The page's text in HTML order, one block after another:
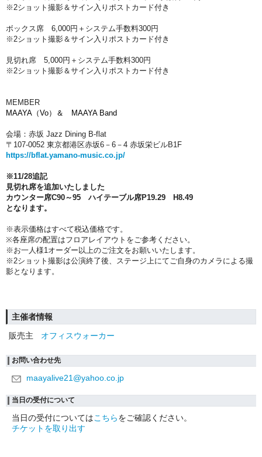
※2ショット撮影＆サイン入りポストカード付き
ボックス席 6,000円＋システム手数料300円
※2ショット撮影＆サイン入りポストカード付き
見切れ席 5,000円＋システム手数料300円
※2ショット撮影＆サイン入りポストカード付き
MEMBER
MAAYA（Vo）＆ MAAYA Band
会場：赤坂 Jazz Dining B-flat
〒107-0052 東京都港区赤坂6－6－4 赤坂栄ビルB1F
https://bflat.yamano-music.co.jp/
※11/28追記
見切れ席を追加いたしました
カウンター席C90～95 ハイテーブル席P19.29 H8.49
となります。
※表示価格はすべて税込価格です。
※各座席の配置はフロアレイアウトをご参考ください。
※お一人様1オーダー以上のご注文をお願いいたします。
※2ショット撮影は公演終了後、ステージ上にてご自身のカメラによる撮
影となります。
主催者情報
販売主
オフィスウォーカー
お問い合わせ先
maayalive21@yahoo.co.jp
当日の受付について
当日の受付についてはこちらをご確認ください。
チケットを取り出す